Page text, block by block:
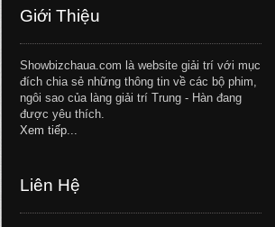
Giới Thiệu
Showbizchaua.com là website giải trí với mục
đích chia sẻ những thông tin về các bộ phim,
ngôi sao của làng giải trí Trung - Hàn đang
được yêu thích.
Xem tiếp...
Liên Hệ